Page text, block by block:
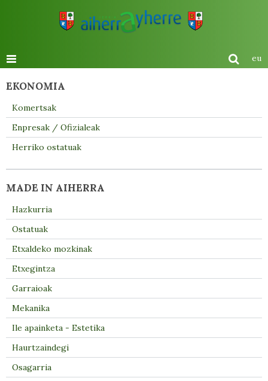
eu
EKONOMIA
Komertsak
Enpresak / Ofizialeak
Herriko ostatuak
MADE IN AIHERRA
Hazkurria
Ostatuak
Etxaldeko mozkinak
Etxegintza
Garraioak
Mekanika
Ile apainketa - Estetika
Haurtzaindegi
Osagarria